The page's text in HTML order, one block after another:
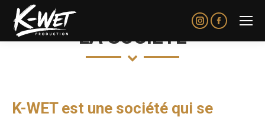
Instagram
page
window
Facebook
page
LA SOCIÉTÉ
K-WET est une société qui se